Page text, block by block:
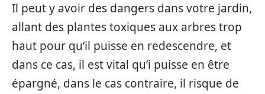
Il peut y avoir des dangers dans votre jardin,
allant des plantes toxiques aux arbres trop
haut pour qu’il puisse en redescendre, et
dans ce cas, il est vital qu’i puisse en être
épargné, dans le cas contraire, il risque de